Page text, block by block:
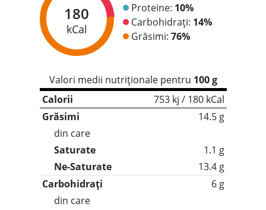
180
kCal
Proteine: 10%
Carbohidrați: 14%
Grăsimi: 76%
Valori medii nutriționale pentru 100 g
Calorii
753 kj / 180 kCal
Grăsimi
14.5 g
din care
Saturate
1.1 g
Ne-Saturate
13.4 g
Carbohidrați
6 g
din care